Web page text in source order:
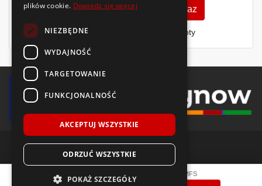
Zobacz szczegóły Kup teraz
Finansowanie dla firm - MŚP i floty
© 2018-2026 Voida.pl. Wszelkie prawa zastrzeżone.
SportControl 2245/40 R19 XL MFS
plików cookie. Dowiedz się więcej
NIEZBĘDNE
WYDAJNOŚĆ
TARGETOWANIE
FUNKCJONALNOŚĆ
AKCEPTUJ WSZYSTKIE
ODRZUĆ WSZYSTKIE
POKAŻ SZCZEGÓŁY